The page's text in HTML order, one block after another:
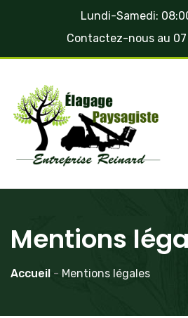
Lundi-Samedi:
Contactez-nous au
Mentions
Accueil - Mentions légales